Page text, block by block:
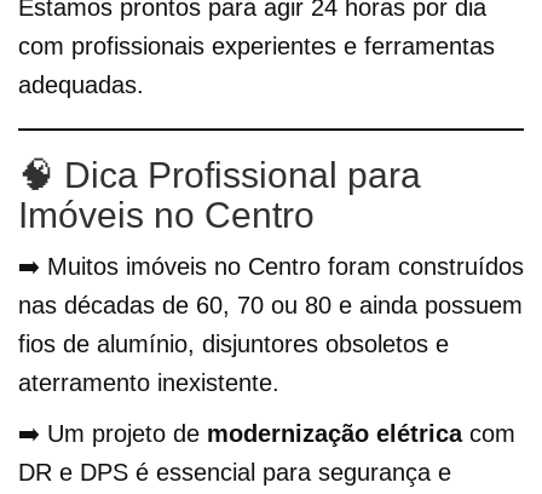
Estamos prontos para agir 24 horas por dia
com profissionais experientes e ferramentas
adequadas.
🧠 Dica Profissional para
Imóveis no Centro
➡️ Muitos imóveis no Centro foram construídos
nas décadas de 60, 70 ou 80 e ainda possuem
fios de alumínio, disjuntores obsoletos e
aterramento inexistente.
➡️ Um projeto de modernização elétricacom
DR e DPS é essencial para segurança e